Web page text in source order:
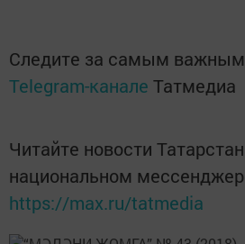
Следите за самым
Telegram-канале Татмедиа
Читайте новости
национальном
https://max.ru/tatmedia